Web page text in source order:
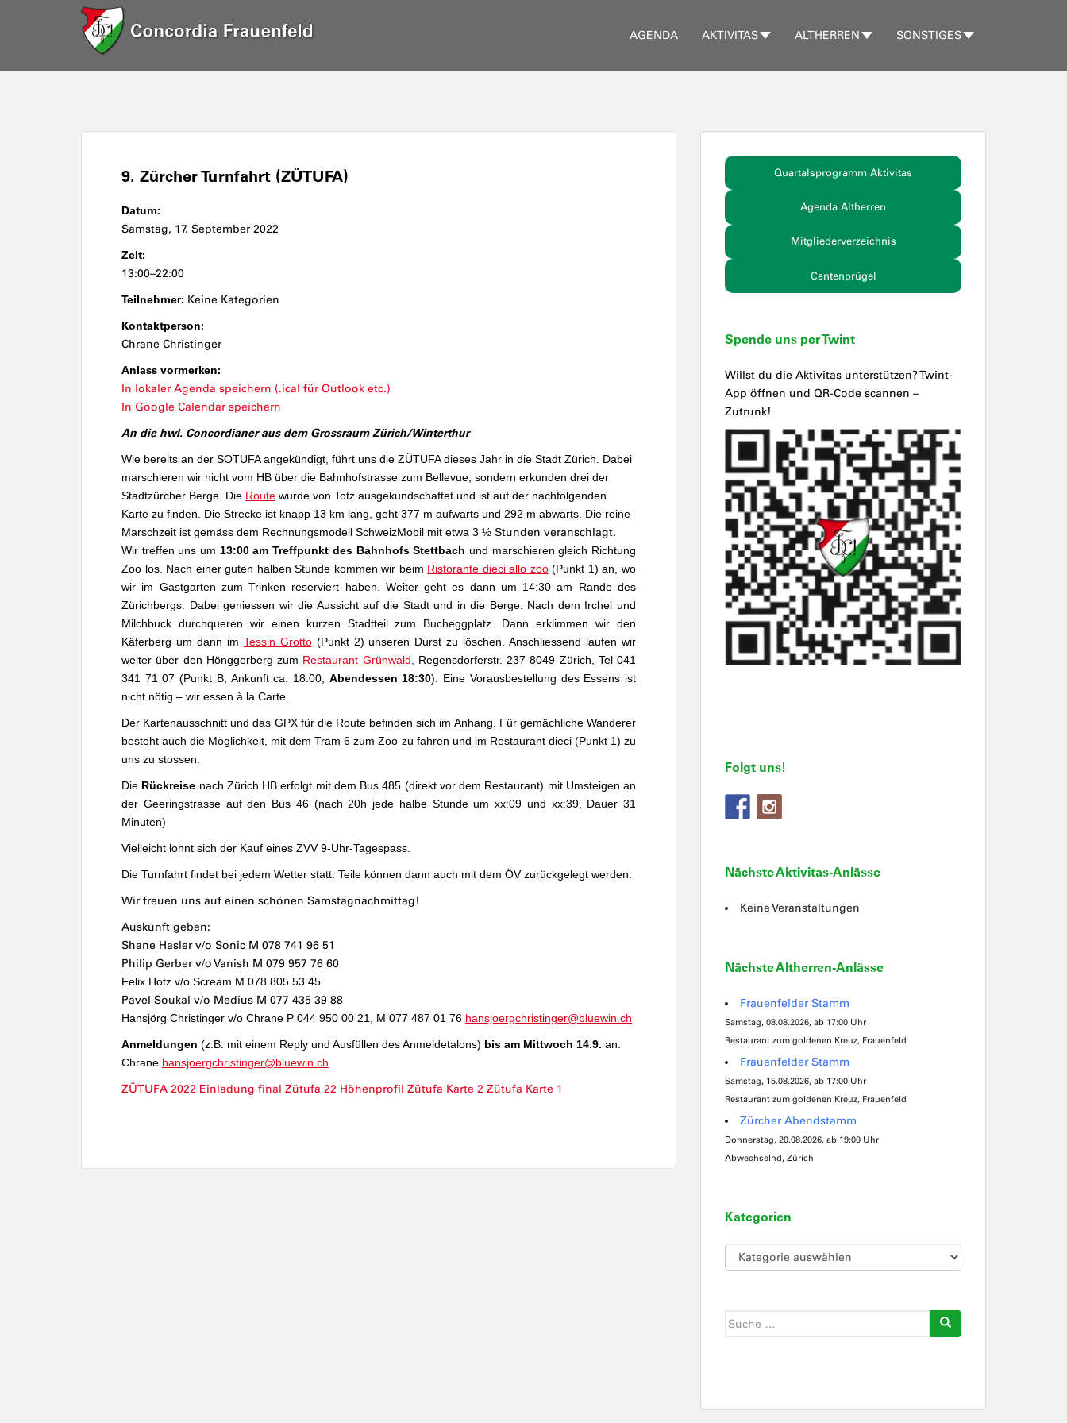
AGENDA AKTIVITAS ALTHERREN SONSTIGES
9. Zürcher Turnfahrt (ZÜTUFA)
Datum:
Samstag, 17. September 2022
Zeit:
13:00–22:00
Teilnehmer: Keine Kategorien
Kontaktperson:
Chrane Christinger
Anlass vormerken:
In lokaler Agenda speichern (.ical für Outlook etc.)
In Google Calendar speichern
An die hwl. Concordianer aus dem Grossraum Zürich/Winterthur
Wie bereits an der SOTUFA angekündigt, führt uns die ZÜTUFA dieses Jahr in die Stadt Zürich. Dabei
marschieren wir nicht vom HB über die Bahnhofstrasse zum Bellevue, sondern erkunden drei der
Stadtzürcher Berge. Die Route wurde von Totz ausgekundschaftet und ist auf der nachfolgenden
Karte zu finden. Die Strecke ist knapp 13 km lang, geht 377 m aufwärts und 292 m abwärts. Die reine
Marschzeit ist gemäss dem Rechnungsmodell SchweizMobil mit etwa 3 ½ Stunden veranschlagt.
Wir treffen uns um 13:00 am Treffpunkt des Bahnhofs Stettbach und marschieren gleich Richtung
Zoo los. Nach einer guten halbenStunde kommen wir beim Ristorante dieci allo zoo(Punkt 1) an, wo
wir im Gastgarten zum Trinken reserviert haben.
Weiter geht es dann um 14:30 am Rande des
Zürichbergs. Dabei geniessen wir die Aussicht auf die Stadt und in die Berge. Nach dem Irchel und
Milchbuck durchqueren wir einen kurzen Stadtteil zum Bucheggplatz. Dann erklimmen wir den
Käferberg um dann im Tessin Grotto (Punkt 2) unseren Durst zu löschen. Anschliessend laufen wir
weiter über den Hönggerberg zum Restaurant Grünwald
Regensdorferstr. 237 8049 Zürich, Tel 041
341 71 07 (Punkt B, Ankunft ca. 18:00, Abendessen 18:30). Eine Vorausbestellung des Essens ist
nicht nötig – wir essen à la Carte.
Der Kartenausschnitt und das GPX für die Route befinden sich im Anhang. Für gemächliche Wanderer
besteht auch die Möglichkeit, mit dem Tram 6 zum Zoo zu fahren und im Restaurant dieci (Punkt 1) zu
uns zu stossen.
Die Rückreise nach Zürich HB erfolgt mit dem Bus 485 (direkt vor dem Restaurant) mit Umsteigen an
der Geeringstrasse auf den Bus 46 (nach 20h jede halbe Stundeum xx:09 und xx:39, Dauer 31
Minuten)
Vielleicht lohnt sich der Kauf eines ZVV 9-Uhr-Tagespass.
Die Turnfahrt findet bei jedem Wetter statt. Teile können dann auch mit dem ÖV zurückgelegt werden.
Wir freuen uns auf einen schönen Samstagnachmittag!
Auskunft geben:
Shane Hasler v/o Sonic M 078 741 96 51
Philip Gerber v/o Vanish M 079 957 76 60
Felix Hotz v/o Scream M 078 805 53 45
Pavel Soukal v/o Medius M 077 435 39 88
Hansjörg Christinger v/o Chrane P 044 950 00 21, M 077 487 01 76 hansjoergchristinger@bluewin.ch
Anmeldungen (z.B. mit einem Reply und Ausfüllen des Anmeldetalons) bis am Mittwoch 14.9. an:
Chrane hansjoergchristinger@bluewin.ch
ZÜTUFA 2022 Einladung final Zütufa 22 Höhenprofil Zütufa Karte 2 Zütufa Karte 1
Quartalsprogramm Aktivitas
Agenda Altherren
Mitgliederverzeichnis
Cantenprügel
Spende uns per Twint
Willst du die Aktivitas unterstützen? Twint-
App öffnen und QR-Code scannen –
Zutrunk!
Folgt uns!
Nächste Aktivitas-Anlässe
Keine Veranstaltungen
Nächste Altherren-Anlässe
Frauenfelder Stamm
Samstag, 08.08.2026, ab 17:00 Uhr
Restaurant zum goldenen Kreuz, Frauenfeld
Frauenfelder Stamm
Samstag, 15.08.2026, ab 17:00 Uhr
Restaurant zum goldenen Kreuz, Frauenfeld
Zürcher Abendstamm
Donnerstag, 20.08.2026, ab 19:00 Uhr
Abwechselnd, Zürich
Kategorien
Kategorien
Suche